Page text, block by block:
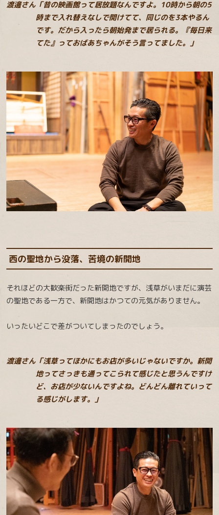
渡邊さん「昔の映画館って居放題なんですよ。10時から朝の5
時まで入れ替えなしで開けてて、同じのを3本やるん
です。だから入ったら朝始発まで居られる。『毎日来
てた』っておばあちゃんがそう言ってました。」
西の聖地から没落、苦境の新開地
それほどの大歓楽街だった新開地ですが、浅草がいまだに演芸
の聖地である一方で、新開地はかつての元気がありません。
いったいどこで差がついてしまったのでしょう。
渡邊さん「浅草ってほかにもお店が多いじゃないですか。新開
地ってさっきも通ってこられて感じたと思うんですけ
ど、お店が少ないんですよね。どんどん離れていって
る感じがします。」